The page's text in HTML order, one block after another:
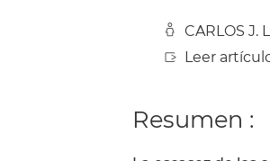
CARLOS J.
Leer
Resumen :